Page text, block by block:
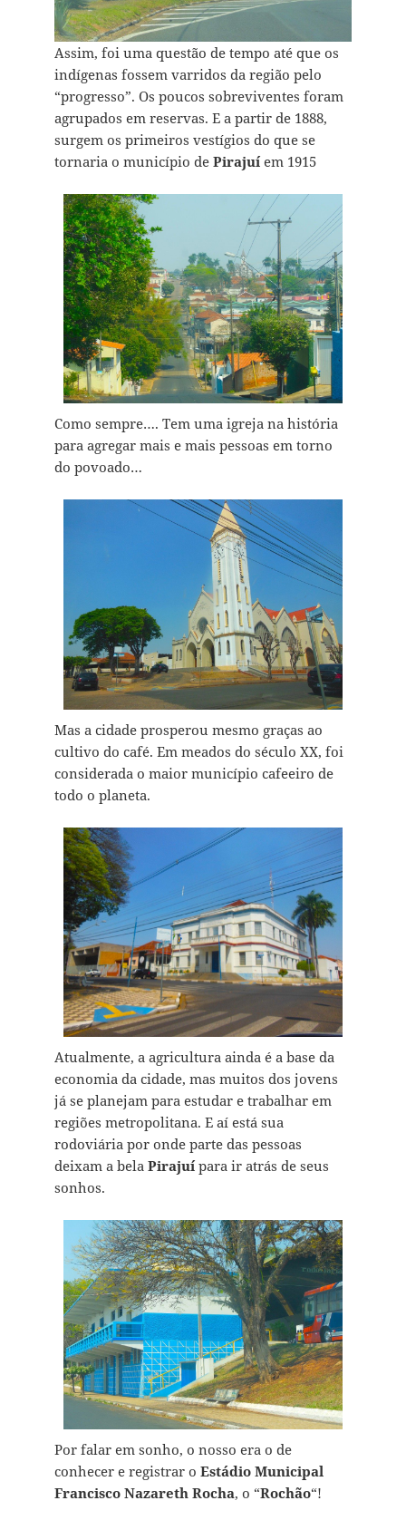
Assim, foi uma questão de tempo até que os
indígenas fossem varridos da região pelo
“progresso”. Os poucos sobreviventes foram
agrupados em reservas. E a partir de 1888,
surgem os primeiros vestígios do que se
tornaria o município de Pirajuí em 1915
Como sempre…. Tem uma igreja na história
para agregar mais e mais pessoas em torno
do povoado…
Mas a cidade prosperou mesmo graças ao
cultivo do café. Em meados do século XX, foi
considerada o maior município cafeeiro de
todo o planeta.
Atualmente, a agricultura ainda é a base da
economia da cidade, mas muitos dos jovens
já se planejam para estudar e trabalhar em
regiões metropolitana. E aí está sua
rodoviária por onde parte das pessoas
deixam a bela Pirajuípara ir atrás de seus
sonhos.
Por falar em sonho, o nosso era o de
conhecer e registrar o Estádio Municipal
Francisco Nazareth Rocha, o “Rochão“!